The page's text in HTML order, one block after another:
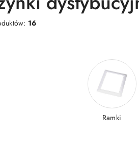
16
Ramki